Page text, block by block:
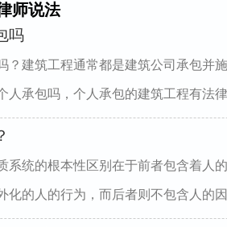
师说法
吗
？建筑工程通常都是建筑公司承包并
人承包吗，个人承包的建筑工程有法
系统的根本性区别在于前者包含着人
化的人的行为，而后者则不包含人的